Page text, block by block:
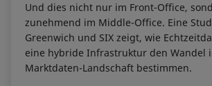
Und dies nicht nur im Front-Office,
zunehmend im Middle-Office. Eine
Greenwich und SIX zeigt, wie
eine hybride Infrastruktur den Wandel
Marktdaten-Landschaft bestimmen.